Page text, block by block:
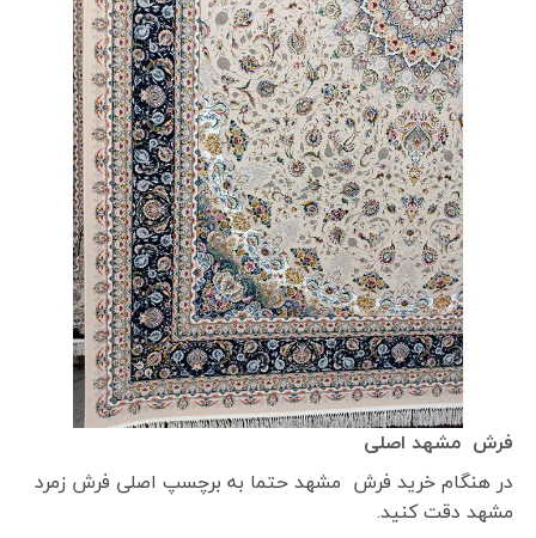
فرش مشهد اصلی
در هنگام خرید فرش مشهد حتما به برچسپ اصلی فرش زمرد
مشهد دقت کنید.